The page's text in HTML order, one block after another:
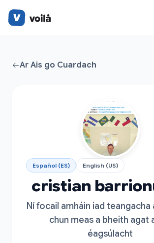
Ar Ais go Cuardach
Español (ES) English (US)
cristian
Ní focail amháin iad teangacha
chun meas a bheith agat
éagsúlacht